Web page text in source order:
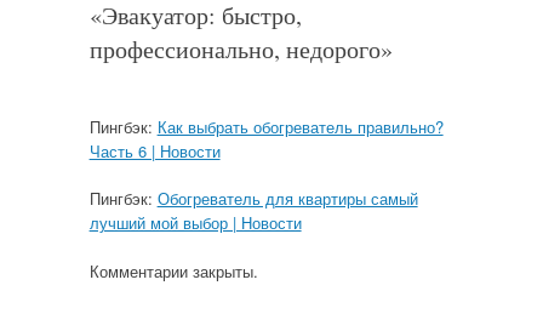
«Эвакуатор: быстро,
профессионально, недорого»
Пингбэк: Как выбрать обогреватель правильно?
Часть 6 | Новости
Пингбэк: Обогреватель для квартиры самый
лучший мой выбор | Новости
Комментарии закрыты.